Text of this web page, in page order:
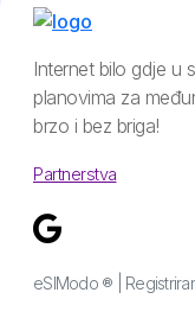
Internet bilo gdje u
planovima za
brzo i bez briga!
Partnerstva
eSIModo ® |